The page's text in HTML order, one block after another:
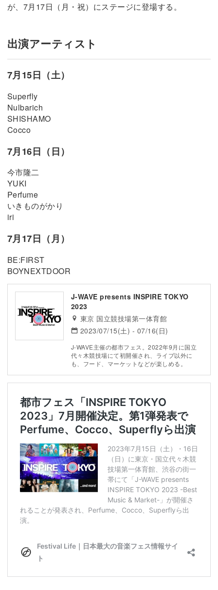
が、7月17日（月・祝）にステージに登場する。
出演アーティスト
7月15日（土）
Superfly
Nulbarich
SHISHAMO
Cocco
7月16日（日）
今市隆二
YUKI
Perfume
いきものがかり
iri
7月17日（月）
BE:FIRST
BOYNEXTDOOR
J-WAVE presents INSPIRE TOKYO
2023
東京 国立競技場第一体育館
2023/07/15(土) - 07/16(日)
J-WAVE主催の都市フェス。2022年9月に国立
代々木競技場にて初開催され、ライブ以外に
も、フード、マーケットなどが楽しめる。